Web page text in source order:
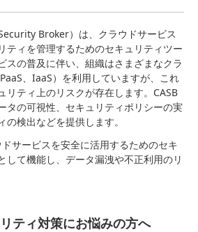
Broker）は、クラウドサービス
ティを管理するためのセキュリティツー
スの普及に伴い、組織はさまざまなクラ
、IaaS）を利用していますが、これ
リティ上のリスクが存在します。CASB
タの可視性、セキュリティポリシーの実
検出などを提供します。
サービスを安全に活用するためのセキ
して機能し、データ漏洩や不正利用のリ
ティ対策にお悩みの方へ